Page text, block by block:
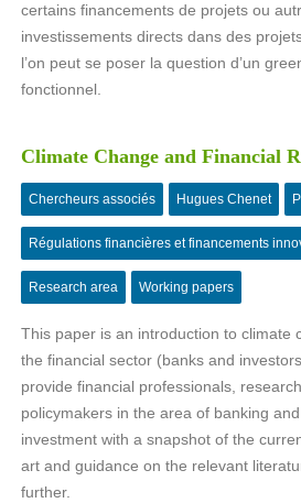
certains financements de projets ou
investissements directs dans des
l’on peut se poser la question d’un
fonctionnel.
Climate Change and Financial
Chercheurs associés Hugues Chenet
Régulations financières et financements
Research area Working papers
This paper is an introduction to climate
the financial sector (banks and
provide financial professionals,
policymakers in the area of banking and
investment with a snapshot of the
art and guidance on the relevant
further.